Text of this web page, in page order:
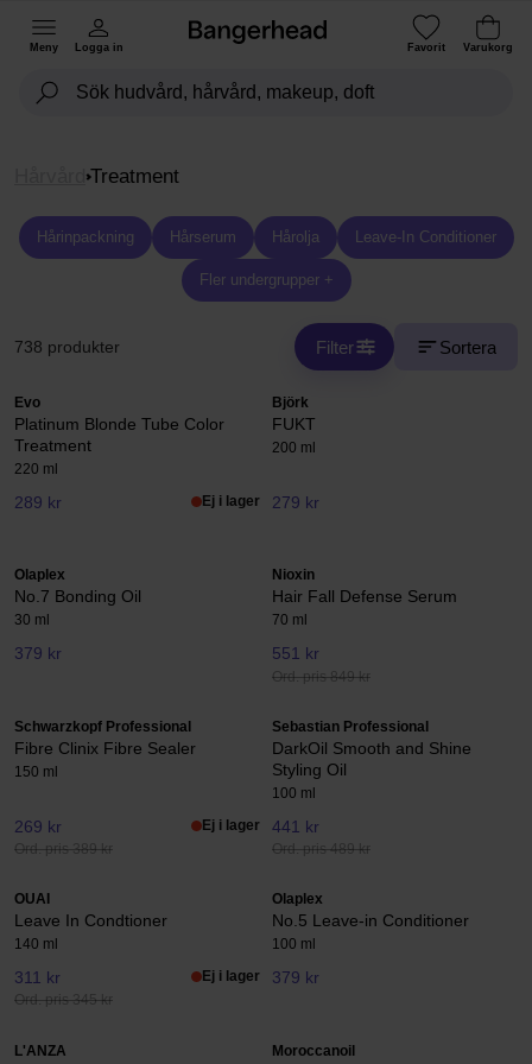
Meny Logga in Favorit Varukorg
Treatment
Hårinpackning Hårserum Hårolja Leave-In Conditioner
Fler undergrupper +
738 produkter Filter Sortera
Evo
Platinum Blonde Tube Color
Treatment
220 ml
289 kr Ej i lager
Björk
FUKT
200 ml
279 kr
Olaplex
No.7 Bonding Oil
30 ml
379 kr
Nioxin
Hair Fall Defense Serum
70 ml
551 kr
Ord. pris 849 kr
Schwarzkopf Professional
Fibre Clinix Fibre Sealer
150 ml
269 kr
Ord. pris 389 kr
Ej i lager
Sebastian Professional
DarkOil Smooth and Shine
Styling Oil
100 ml
441 kr
Ord. pris 489 kr
OUAI
Leave In Condtioner
140 ml
311 kr
Ord. pris 345 kr
Ej i lager
Olaplex
No.5 Leave-in Conditioner
100 ml
379 kr
L'ANZA Moroccanoil